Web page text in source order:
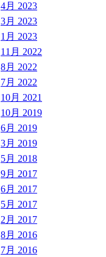
4月 2023
3月 2023
1月 2023
11月 2022
8月 2022
7月 2022
10月 2021
10月 2019
6月 2019
3月 2019
5月 2018
9月 2017
6月 2017
5月 2017
2月 2017
8月 2016
7月 2016